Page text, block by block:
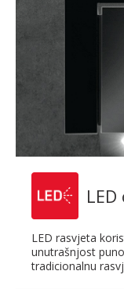
LED rasvjeta
unutrašnjost
tradicionalnu